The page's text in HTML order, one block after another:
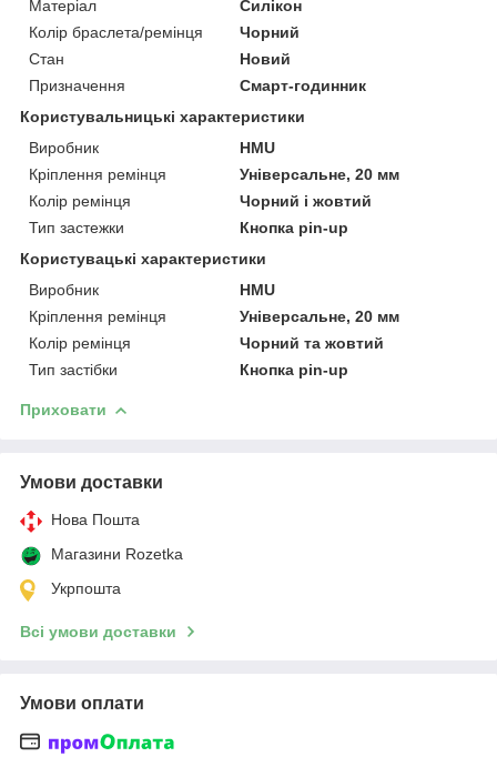
Матеріал
Силікон
Колір браслета/ремінця
Чорний
Стан
Новий
Призначення
Смарт-годинник
Користувальницькі характеристики
Виробник
HMU
Кріплення ремінця
Універсальне, 20 мм
Колір ремінця
Чорний і жовтий
Тип застежки
Кнопка pin-up
Користувацькi характеристики
Виробник
HMU
Кріплення ремінця
Універсальне, 20 мм
Колір ремінця
Чорний та жовтий
Тип застібки
Кнопка pin-up
Приховати
Умови доставки
Нова Пошта
Магазини Rozetka
Укрпошта
Всі умови доставки
Умови оплати